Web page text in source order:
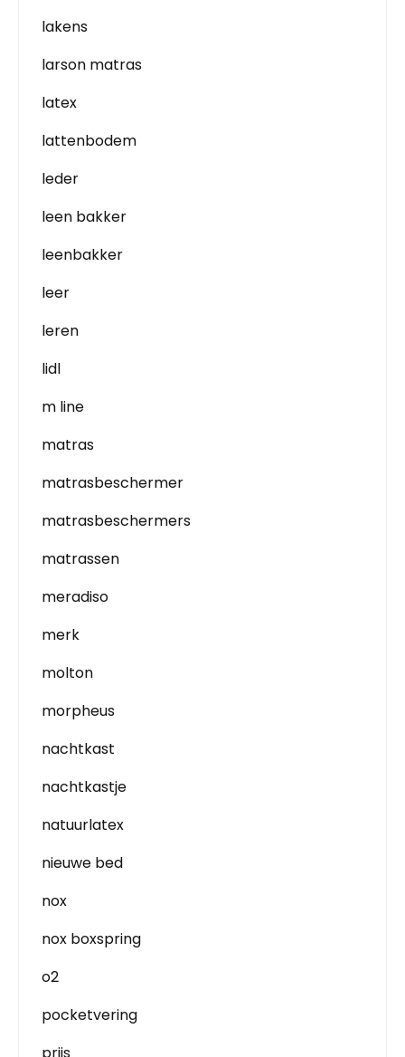
lakens
larson matras
latex
lattenbodem
leder
leen bakker
leenbakker
leer
leren
lidl
m line
matras
matrasbeschermer
matrasbeschermers
matrassen
meradiso
merk
molton
morpheus
nachtkast
nachtkastje
natuurlatex
nieuwe bed
nox
nox boxspring
o2
pocketvering
prijs